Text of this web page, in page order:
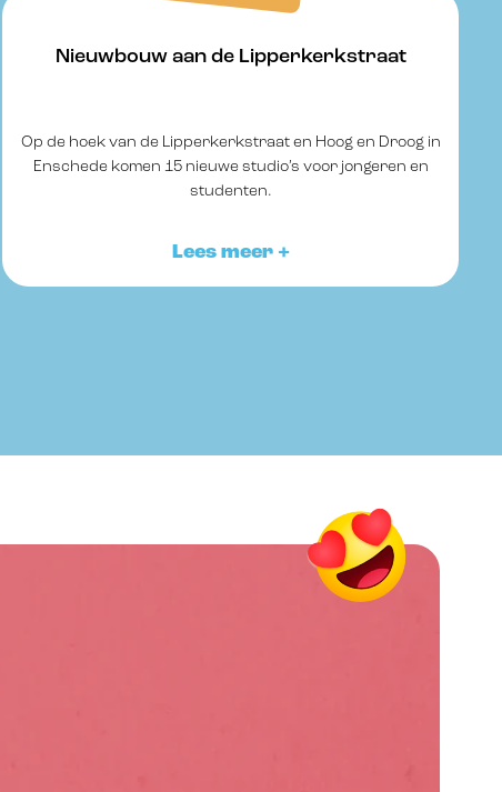
Nieuwbouw aan de Lipperkerkstraat
Op de hoek van de Lipperkerkstraat en Hoog en Droog in
Enschede komen 15 nieuwe studio’s voor jongeren en
studenten.
Lees meer +